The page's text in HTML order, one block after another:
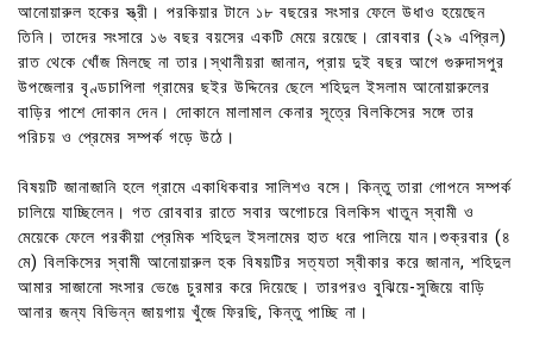
আনোয়ারুল হকের স্ত্রী। পরকিয়ার টানে ১৮ বছরের সংসার ফেলে উধাও হয়েছেন
তিনি। তাদের সংসারে ১৬ বছর বয়সের একটি মেয়ে রয়েছে। রোববার (২৯ এপ্রিল)
রাত থেকে খোঁজ মিলছে না তার।স্থানীয়রা জানান, প্রায় দুই বছর আগে গুরুদাসপুর
উপজেলার বৃণ্ডচাপিলা গ্রামের ছইর উদ্দিনের ছেলে শহিদুল ইসলাম আনোয়ারুলের
বাড়ির পাশে দোকান দেন। দোকানে মালামাল কেনার সূত্রে বিলকিসের সঙ্গে তার
পরিচয় ও প্রেমের সম্পর্ক গড়ে উঠে।
বিষয়টি জানাজানি হলে গ্রামে একাধিকবার সালিশও বসে। কিন্তু তারা গোপনে সম্পর্ক
চালিয়ে যাচ্ছিলেন। গত রোববার রাতে সবার অগোচরে বিলকিস খাতুন স্বামী ও
মেয়েকে ফেলে পরকীয়া প্রেমিক শহিদুল ইসলামের হাত ধরে পালিয়ে যান।শুক্রবার (৪
মে) বিলকিসের স্বামী আনোয়ারুল হক বিষয়টির সত্যতা স্বীকার করে জানান, শহিদুল
আমার সাজানো সংসার ভেঙে চুরমার করে দিয়েছে। তারপরও বুঝিয়ে-সুজিয়ে বাড়ি
আনার জন্য বিভিন্ন জায়গায় খুঁজে ফিরছি, কিন্তু পাচ্ছি না।